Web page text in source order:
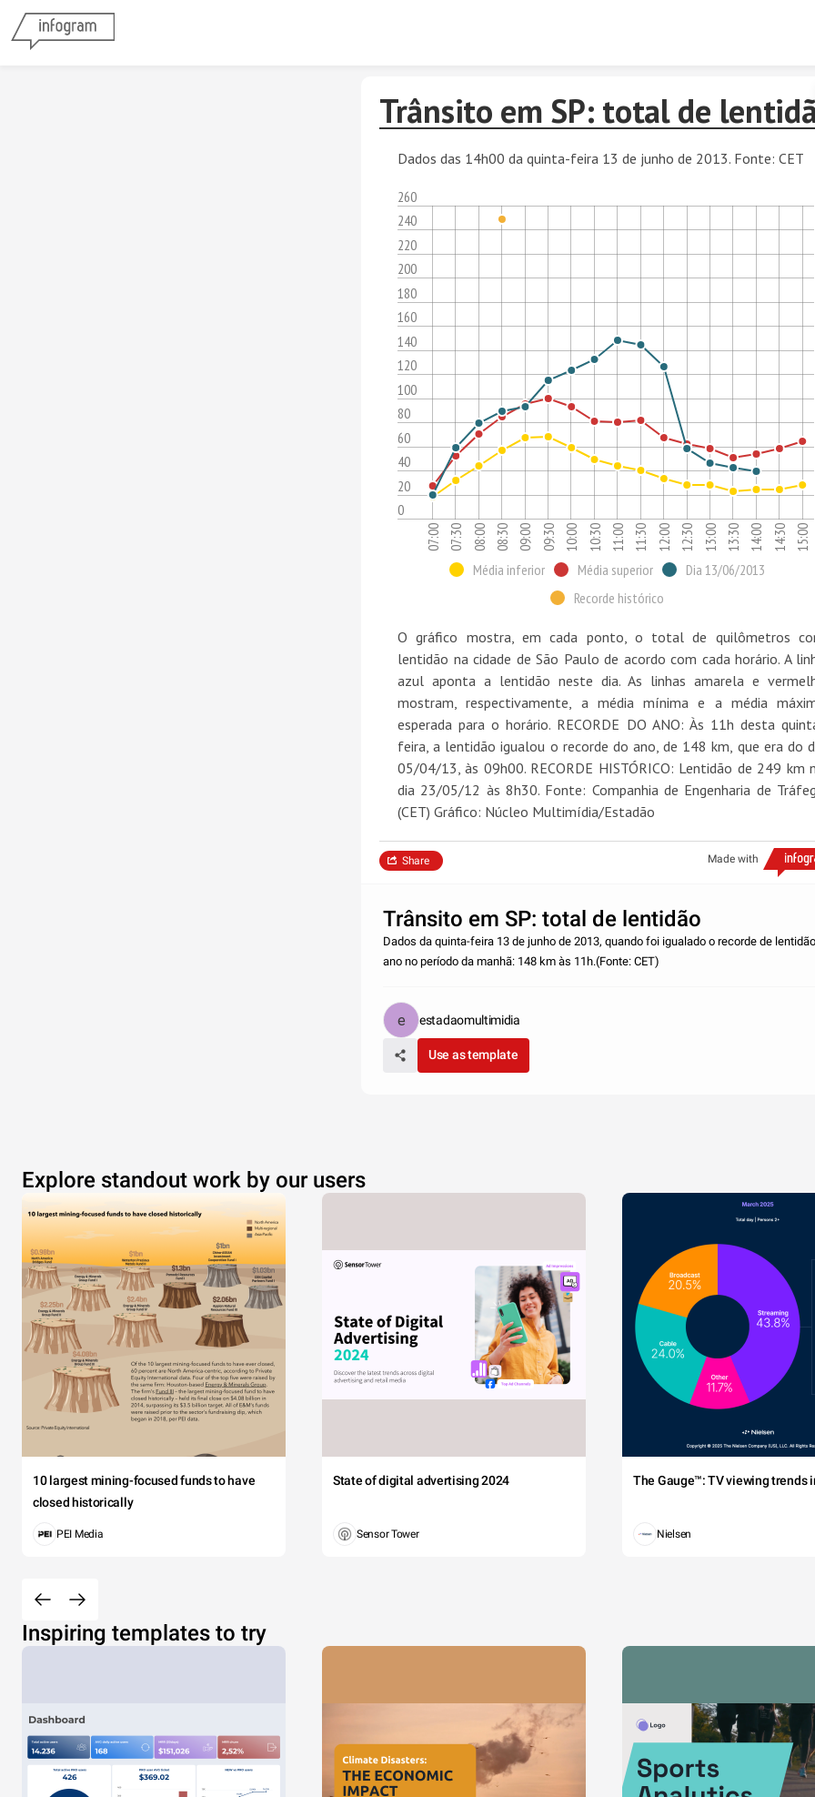
Trânsito em SP: total de
Dados das 14h00 da quinta-feira 13 de junho de 2013. Fonte: CET
0
20
40
60
80
100
120
140
160
180
200
220
240
260
07:00 07:30 08:00 08:30 09:00 09:30 10:00 10:30 11:00 11:30 12:00 12:30 13:00 13:30 14:00 14:30 15:00
Média inferior Média superior
Dia 13/06/2013
Recorde histórico
O gráfico mostra, em cada ponto, o total de quilômetros
lentidão na cidade de São Paulo de acordo com cada horário. A
azul aponta a lentidão neste dia. As linhas amarela e
mostram, respectivamente, a média mínima e a média
esperada para o horário. RECORDE DO ANO: Às 11h desta
feira, a lentidão igualou o recorde do ano, de 148 km, que era do
05/04/13, às 09h00. RECORDE HISTÓRICO: Lentidão de 249 km
dia 23/05/12 às 8h30. Fonte: Companhia de Engenharia de
(CET) Gráfico: Núcleo Multimídia/Estadão
Made with
Share
Trânsito em SP: total de lentidão
Dados da quinta-feira 13 de junho de 2013, quando foi igualado o recorde de
ano no período da manhã: 148 km às 11h.(Fonte: CET)
estadaomultimidia
Use as template
Explore standout work by our users
10 largest mining-focused funds to have
closed historically
PEI Media
State of digital advertising 2024
Sensor Tower
The Gauge™: TV viewing trends
Nielsen
Inspiring templates to try